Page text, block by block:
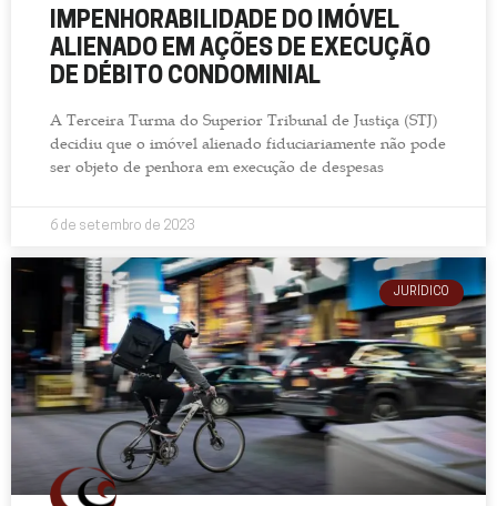
IMPENHORABILIDADE DO IMÓVEL
ALIENADO EM AÇÕES DE EXECUÇÃO
DE DÉBITO CONDOMINIAL
A Terceira Turma do Superior Tribunal de Justiça (STJ)
decidiu que o imóvel alienado fiduciariamente não pode
ser objeto de penhora em execução de despesas
6 de setembro de 2023
JURÍDICO